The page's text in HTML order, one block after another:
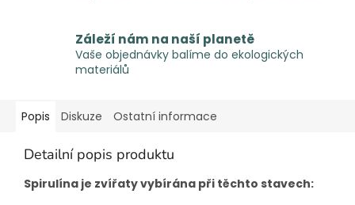
Záleží nám na naší planetě
Vaše objednávky balíme do ekologických
materiálů
Popis Diskuze Ostatní informace
Detailní popis produktu
Spirulína je zvířaty vybírána při těchto stavech: